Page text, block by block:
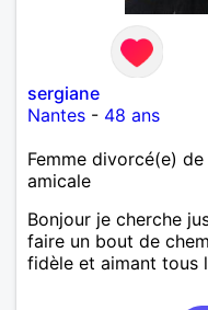
sergiane
Nantes - 48 ans
Femme divorcé(e)
amicale
Bonjour je cherche
faire un bout de
fidèle et aimant tous